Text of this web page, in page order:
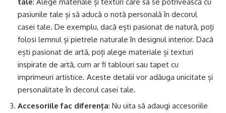
pasiunile tale și să aducă o notă personală în decorul
casei tale. De exemplu, dacă ești pasionat de natură, poți
folosi lemnul și pietrele naturale în designul interior. Dacă
ești pasionat de artă, poți alege materiale și texturi
inspirate de artă, cum ar fi tablouri sau tapet cu
imprimeuri artistice. Aceste detalii vor adăuga unicitate și
personalitate în decorul casei tale.
Accesoriile fac diferența: Nu uita să adaugi accesoriile